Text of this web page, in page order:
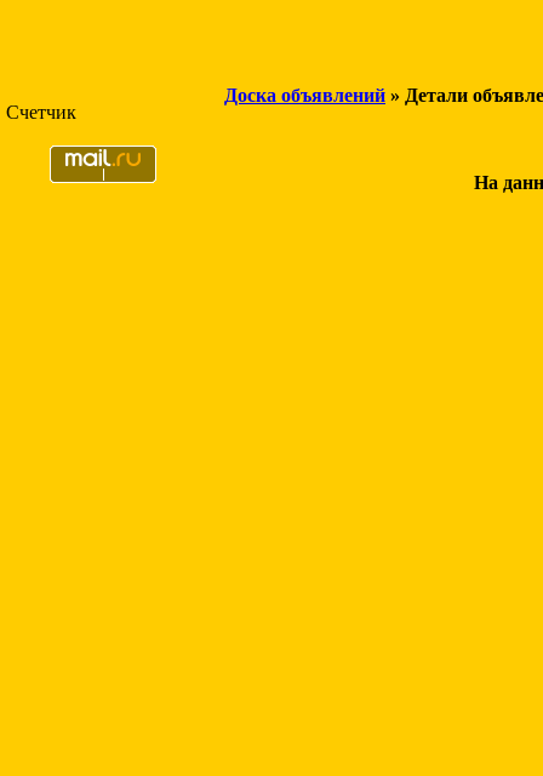
Счетчик
Доска объявлений » Детали
На